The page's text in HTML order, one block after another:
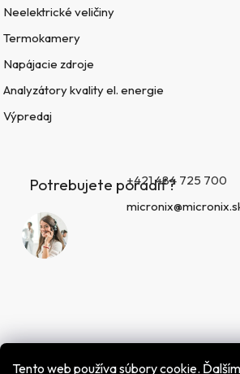
Tento web používa súbory cookie.
Neelektrické veličiny
Termokamery
Napájacie zdroje
Analyzátory kvality el. energie
Výpredaj
Potrebujete poradiť?+421 484 725 700